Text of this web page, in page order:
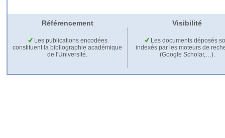
Référencement Visibilité
Les publications encodées
constituent la bibliographie académique
de l'Université.
Les documents déposés
indexés par les moteurs de
(Google Scholar,…).